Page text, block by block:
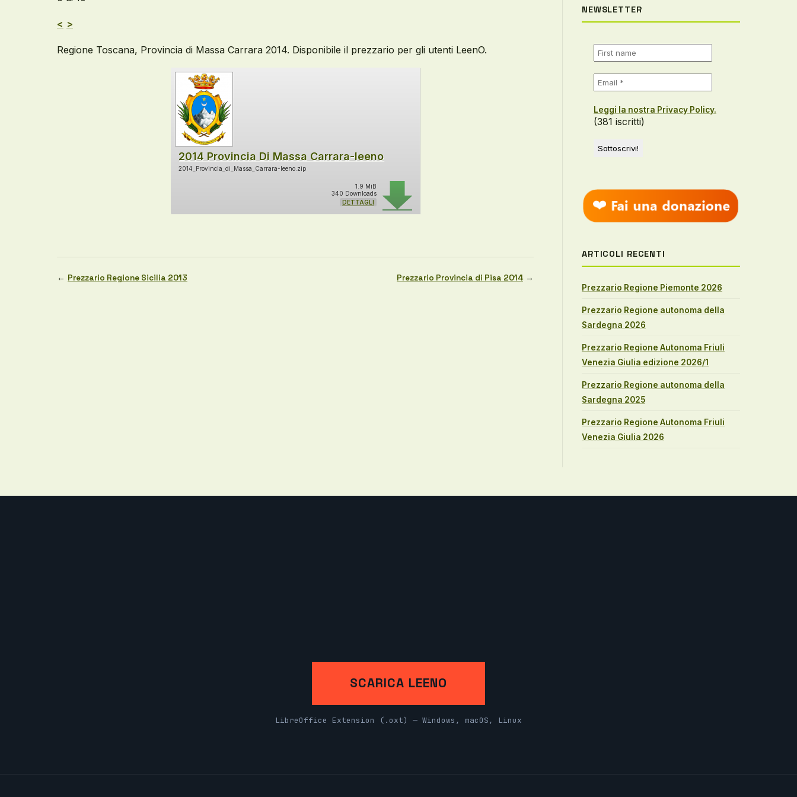
< >
Regione Toscana, Provincia di Massa Carrara 2014. Disponibile il prezzario per gli utenti LeenO.
2014 Provincia Di Massa Carrara-leeno
2014_Provincia_di_Massa_Carrara-leeno.zip
1.9 MiB
340 Downloads
DETTAGLI
← Prezzario Regione Sicilia 2013 Prezzario Provincia di Pisa 2014→
NEWSLETTER
Leggi la nostra Privacy Policy.
(381 iscritti)
ARTICOLI RECENTI
Prezzario Regione Piemonte 2026
Prezzario Regione autonoma della
Sardegna 2026
Prezzario Regione Autonoma Friuli
Venezia Giulia edizione 2026/1
Prezzario Regione autonoma della
Sardegna 2025
Prezzario Regione Autonoma Friuli
Venezia Giulia 2026
SCARICA LEENO
LibreOffice Extension (.oxt) — Windows, macOS, Linux